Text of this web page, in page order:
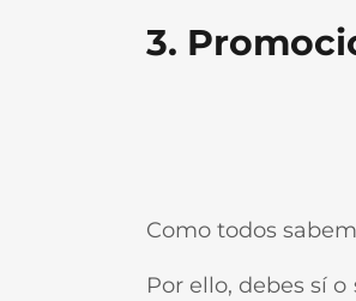
3.
Como todos
Por ello, debes sí o